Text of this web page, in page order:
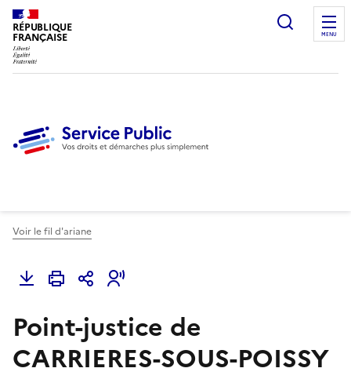
RÉPUBLIQUE
FRANÇAISE
Ouvrir
MENU
Voir le fil d'ariane
Point-justice de
CARRIERES-SOUS-POISSY